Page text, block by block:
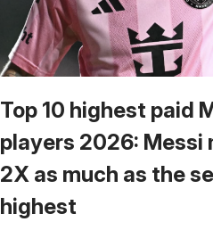
Top 10 highest paid
players 2026: Messi
2X as much as the
highest